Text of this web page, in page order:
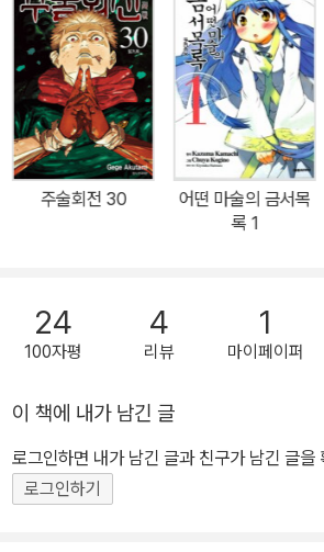
주술회전 30
어떤 마술의 금서목
록 1
24
100자평
4
리뷰
1
마이페이퍼
이 책에 내가 남긴 글
로그인하면 내가 남긴 글과 친구가 남긴 글을
로그인하기